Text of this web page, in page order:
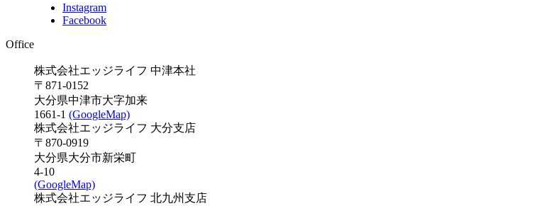
Instagram
Facebook
Office
株式会社エッジライフ 中津本社
〒871-0152
大分県中津市大字加来
1661-1 (GoogleMap)
株式会社エッジライフ 大分支店
〒870-0919
大分県大分市新栄町
4-10
(GoogleMap)
株式会社エッジライフ 北九州支店